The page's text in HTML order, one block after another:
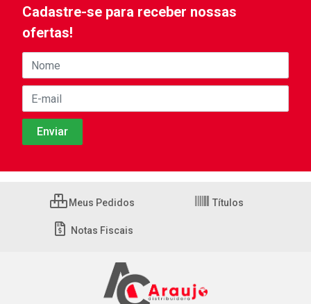
Cadastre-se para receber nossas
ofertas!
Meus Pedidos Títulos
Notas Fiscais